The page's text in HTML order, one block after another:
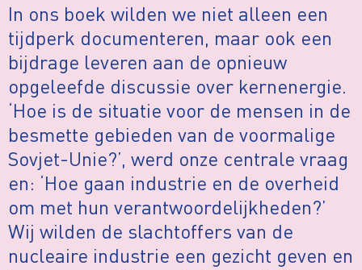
In ons boek wilden we niet alleen een
tijdperk documenteren, maar ook een
bijdrage leveren aan de opnieuw
opgeleefde discussie over kernenergie.
‘Hoe is de situatie voor de mensen in de
besmette gebieden van de voormalige
Sovjet-Unie?’, werd onze centrale vraag
en: ‘Hoe gaan industrie en de overheid
om met hun verantwoordelijkheden?’
Wij wilden de slachtoffers van de
nucleaire industrie een gezicht geven en